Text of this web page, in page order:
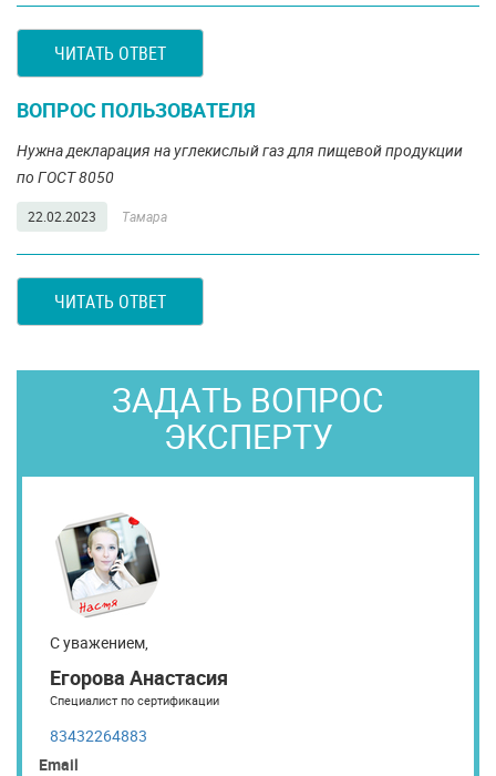
ЧИТАТЬ ОТВЕТ
ВОПРОС ПОЛЬЗОВАТЕЛЯ
Нужна декларация на углекислый газ для пищевой продукции
по ГОСТ 8050
22.02.2023 Тамара
ЧИТАТЬ ОТВЕТ
ЗАДАТЬ ВОПРОС
ЭКСПЕРТУ
С уважением,
Егорова Анастасия
Специалист по сертификации
83432264883
Email